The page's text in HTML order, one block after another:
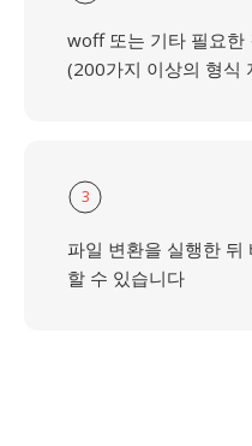
woff 또는 기타 필요한
(200가지 이상의 형식
3
파일 변환을 실행한
할 수 있습니다